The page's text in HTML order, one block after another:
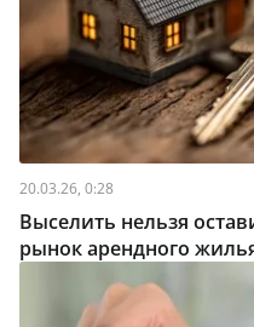
20.03.26, 0:28
Выселить нельзя
рынок арендного